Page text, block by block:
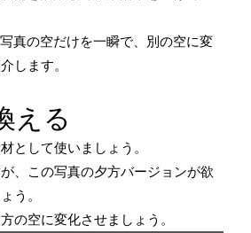
真の空だけを一瞬で、別の空に変
します。
える
として使いましょう。
、この写真の夕方バージョンが欲
う。
の空に変化させましょう。